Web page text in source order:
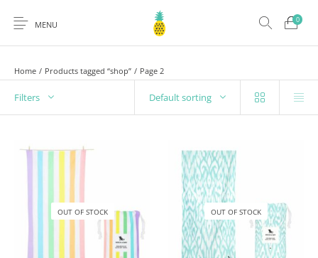
MENU 0
Home / Products tagged “shop” / Page 2
Filters Default sorting
OUT OF STOCK OUT OF STOCK